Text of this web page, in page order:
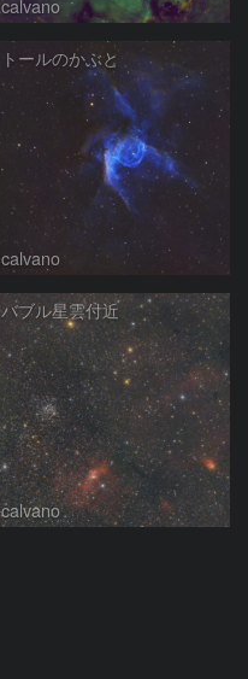
calvano
トールのかぶと
calvano
バブル星雲付近
calvano